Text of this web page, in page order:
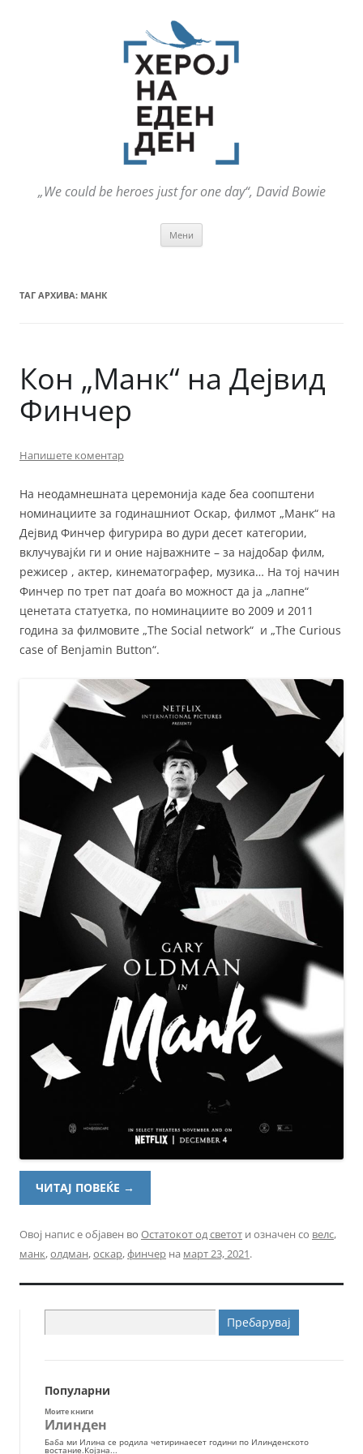
„We could be heroes just for one day“, David Bowie
Мени
ТАГ АРХИВА: МАНК
Кон „Манк“ на Дејвид
Финчер
Напишете коментар
На неодамнешната церемонија каде беа соопштени
номинациите за годинашниот Оскар, филмот „Манк“ на
Дејвид Финчер фигурира во дури десет категории,
вклучувајќи ги и оние најважните – за најдобар филм,
режисер , актер, кинематографер, музика… На тој начин
Финчер по трет пат доаѓа во можност да ја „лапне“
ценетата статуетка, по номинациите во 2009 и 2011
година за филмовите „The Social network“ и „The Curious
case of Benjamin Button“.
ЧИТАЈ ПОВЕЌЕ →
Овој напис е објавен во Остатокот од светот и означен со велс,
манк,олдман,оскар,финчер на март 23, 2021.
за:
Популарни